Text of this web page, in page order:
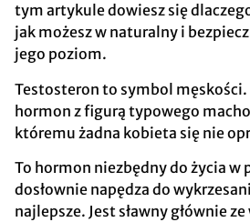
tym artykule dowiesz się
jak możesz w naturalny i
jego poziom.
Testosteron to symbol
hormon z figurą typowego
któremu żadna kobieta się nie
To hormon niezbędny do życia w
dosłownie napędza do
najlepsze. Jest sławny głównie